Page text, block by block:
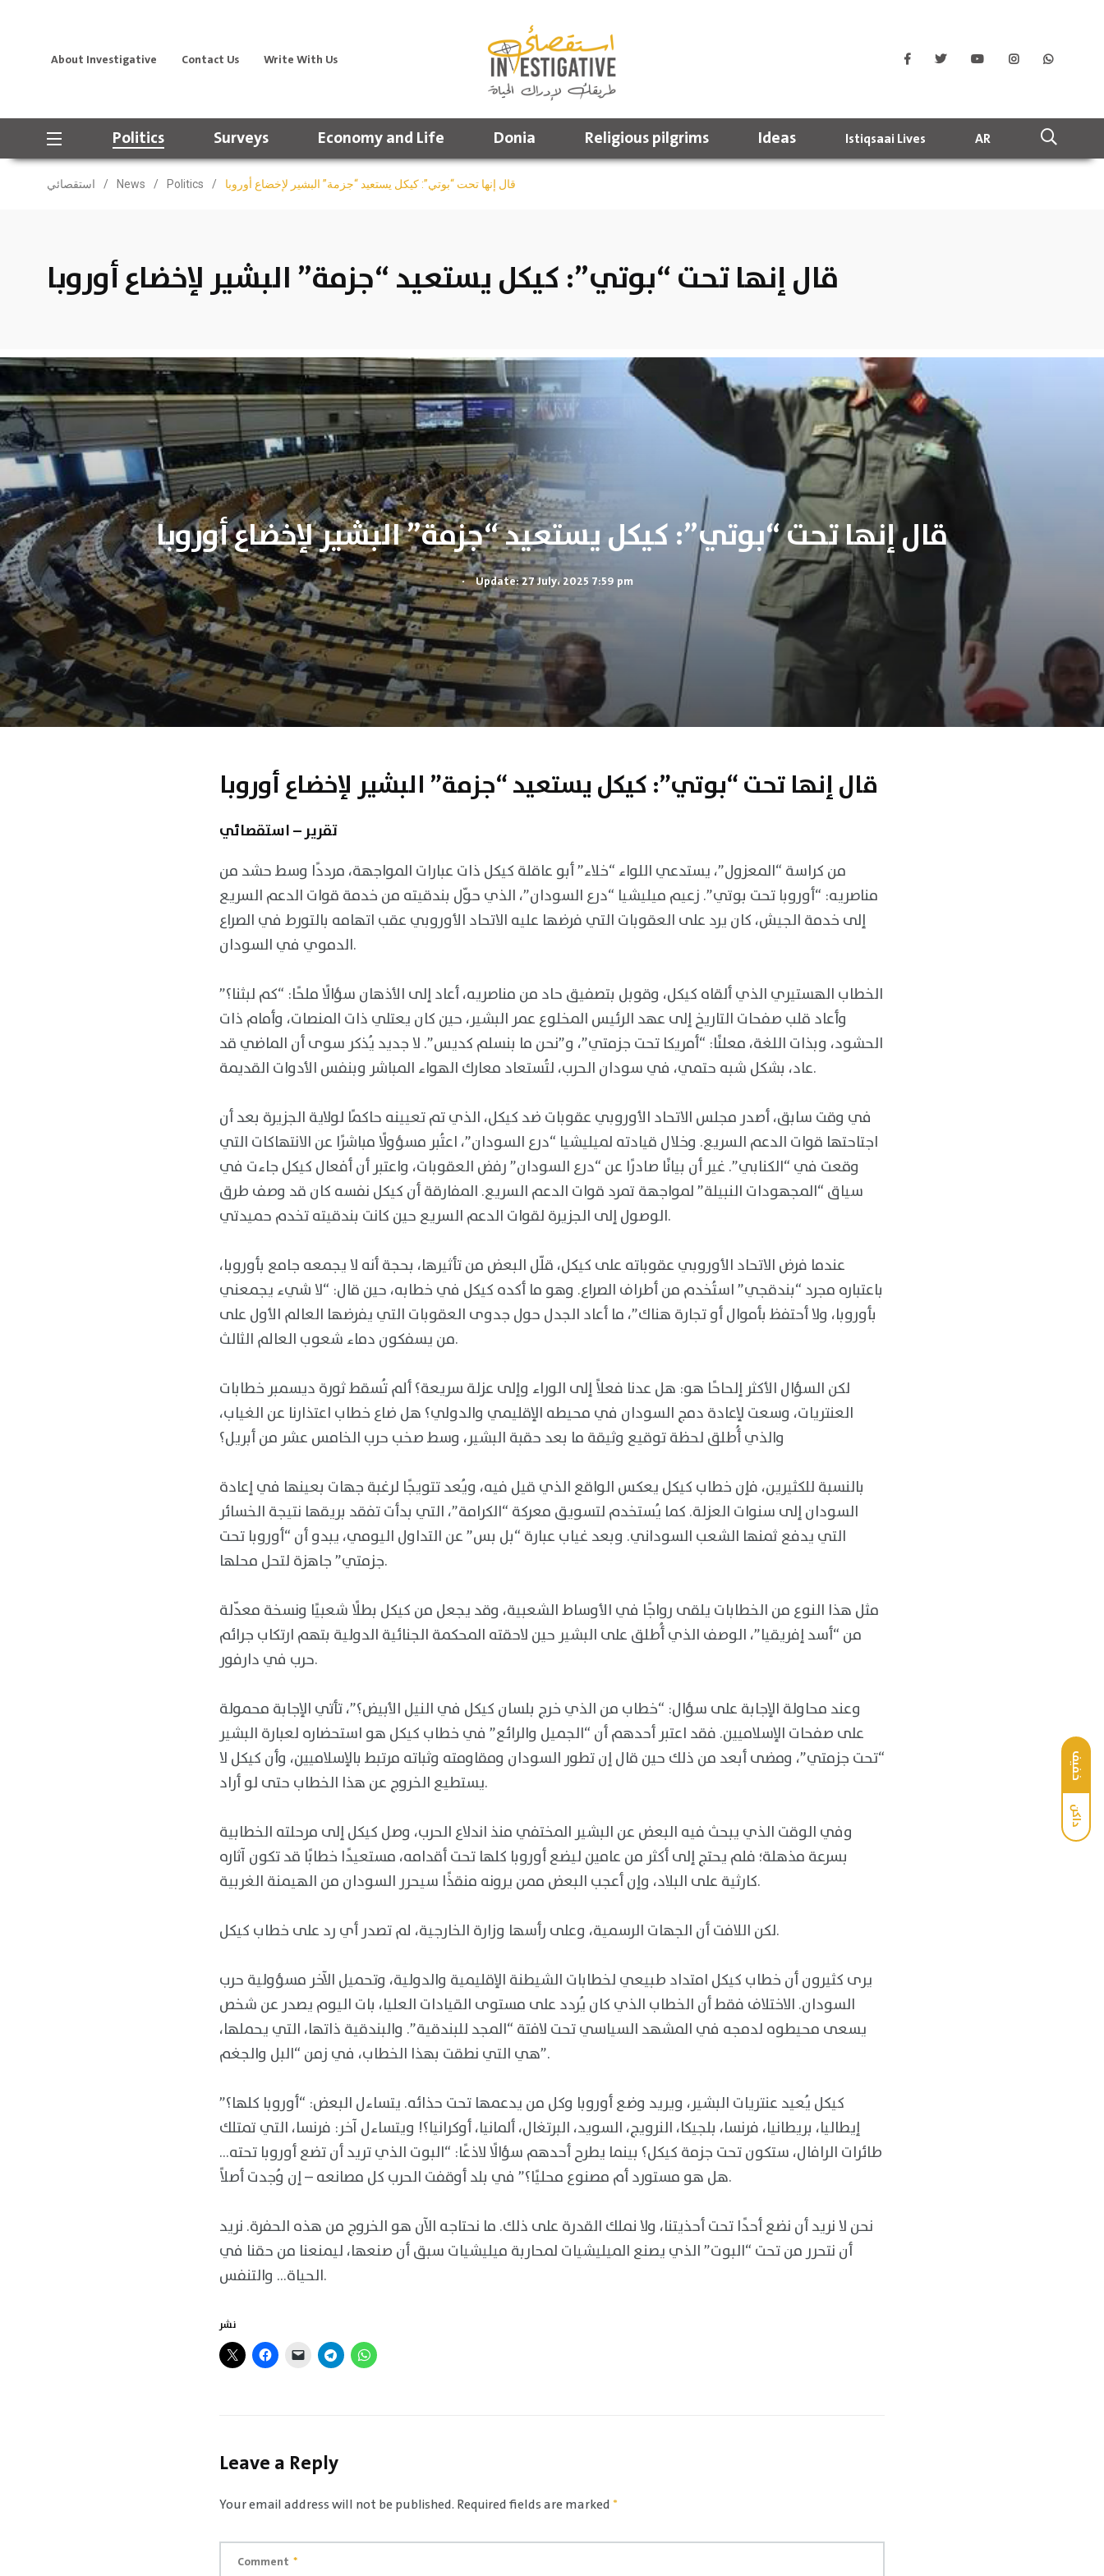
خفيف
داكن
About Investigative Contact Us Write With Us
Politics Surveys Economy and Life Donia Religious pilgrims Ideas Istiqsaai Lives AR
استقصائي / News / Politics / قال إنها تحت “بوتي”: كيكل يستعيد “جزمة” البشير لإخضاع أوروبا
قال إنها تحت “بوتي”: كيكل يستعيد “جزمة” البشير لإخضاع أوروبا
قال إنها تحت “بوتي”: كيكل يستعيد “جزمة” البشير لإخضاع أوروبا
. Update: 27 July، 2025 7:59 pm
قال إنها تحت “بوتي”: كيكل يستعيد “جزمة” البشير لإخضاع أوروبا
تقرير – استقصائي
من كراسة “المعزول”، يستدعي اللواء “خلاء” أبو عاقلة كيكل ذات عبارات المواجهة، مرددًا وسط حشد من
مناصريه: “أوروبا تحت بوتي”. زعيم ميليشيا “درع السودان”، الذي حوّل بندقيته من خدمة قوات الدعم السريع
إلى خدمة الجيش، كان يرد على العقوبات التي فرضها عليه الاتحاد الأوروبي عقب اتهامه بالتورط في الصراع
الدموي في السودان.
الخطاب الهستيري الذي ألقاه كيكل، وقوبل بتصفيق حاد من مناصريه، أعاد إلى الأذهان سؤالًا ملحًا: “كم لبثنا؟”
وأعاد قلب صفحات التاريخ إلى عهد الرئيس المخلوع عمر البشير، حين كان يعتلي ذات المنصات، وأمام ذات
الحشود، وبذات اللغة، معلنًا: “أمريكا تحت جزمتي”، و”نحن ما بنسلم كديس”. لا جديد يُذكر سوى أن الماضي قد
عاد، بشكل شبه حتمي، في سودان الحرب، لتُستعاد معارك الهواء المباشر وبنفس الأدوات القديمة.
في وقت سابق، أصدر مجلس الاتحاد الأوروبي عقوبات ضد كيكل، الذي تم تعيينه حاكمًا لولاية الجزيرة بعد أن
اجتاحتها قوات الدعم السريع. وخلال قيادته لميليشيا “درع السودان”، اعتُبر مسؤولًا مباشرًا عن الانتهاكات التي
وقعت في “الكنابي”. غير أن بيانًا صادرًا عن “درع السودان” رفض العقوبات، واعتبر أن أفعال كيكل جاءت في
سياق “المجهودات النبيلة” لمواجهة تمرد قوات الدعم السريع. المفارقة أن كيكل نفسه كان قد وصف طرق
الوصول إلى الجزيرة لقوات الدعم السريع حين كانت بندقيته تخدم حميدتي.
عندما فرض الاتحاد الأوروبي عقوباته على كيكل، قلّل البعض من تأثيرها، بحجة أنه لا يجمعه جامع بأوروبا،
باعتباره مجرد “بندقجي” استُخدم من أطراف الصراع. وهو ما أكده كيكل في خطابه، حين قال: “لا شيء يجمعني
بأوروبا، ولا أحتفظ بأموال أو تجارة هناك”، ما أعاد الجدل حول جدوى العقوبات التي يفرضها العالم الأول على
من يسفكون دماء شعوب العالم الثالث.
لكن السؤال الأكثر إلحاحًا هو: هل عدنا فعلاً إلى الوراء وإلى عزلة سريعة؟ ألم تُسقط ثورة ديسمبر خطابات
العنتريات، وسعت لإعادة دمج السودان في محيطه الإقليمي والدولي؟ هل ضاع خطاب اعتذارنا عن الغياب،
والذي أُطلق لحظة توقيع وثيقة ما بعد حقبة البشير، وسط صخب حرب الخامس عشر من أبريل؟
بالنسبة للكثيرين، فإن خطاب كيكل يعكس الواقع الذي قيل فيه، ويُعد تتويجًا لرغبة جهات بعينها في إعادة
السودان إلى سنوات العزلة. كما يُستخدم لتسويق معركة “الكرامة”، التي بدأت تفقد بريقها نتيجة الخسائر
التي يدفع ثمنها الشعب السوداني. وبعد غياب عبارة “بل بس” عن التداول اليومي، يبدو أن “أوروبا تحت
جزمتي” جاهزة لتحل محلها.
مثل هذا النوع من الخطابات يلقى رواجًا في الأوساط الشعبية، وقد يجعل من كيكل بطلًا شعبيًا ونسخة معدّلة
من “أسد إفريقيا”، الوصف الذي أُطلق على البشير حين لاحقته المحكمة الجنائية الدولية بتهم ارتكاب جرائم
حرب في دارفور.
وعند محاولة الإجابة على سؤال: “خطاب من الذي خرج بلسان كيكل في النيل الأبيض؟”، تأتي الإجابة محمولة
على صفحات الإسلاميين. فقد اعتبر أحدهم أن “الجميل والرائع” في خطاب كيكل هو استحضاره لعبارة البشير
“تحت جزمتي”، ومضى أبعد من ذلك حين قال إن تطور السودان ومقاومته وثباته مرتبط بالإسلاميين، وأن كيكل لا
يستطيع الخروج عن هذا الخطاب حتى لو أراد.
وفي الوقت الذي يبحث فيه البعض عن البشير المختفي منذ اندلاع الحرب، وصل كيكل إلى مرحلته الخطابية
بسرعة مذهلة؛ فلم يحتج إلى أكثر من عامين ليضع أوروبا كلها تحت أقدامه، مستعيدًا خطابًا قد تكون آثاره
كارثية على البلاد، وإن أعجب البعض ممن يرونه منقذًا سيحرر السودان من الهيمنة الغربية.
لكن اللافت أن الجهات الرسمية، وعلى رأسها وزارة الخارجية، لم تصدر أي رد على خطاب كيكل.
يرى كثيرون أن خطاب كيكل امتداد طبيعي لخطابات الشيطنة الإقليمية والدولية، وتحميل الآخر مسؤولية حرب
السودان. الاختلاف فقط أن الخطاب الذي كان يُردد على مستوى القيادات العليا، بات اليوم يصدر عن شخص
يسعى محيطوه لدمجه في المشهد السياسي تحت لافتة “المجد للبندقية”. والبندقية ذاتها، التي يحملها،
هي التي نطقت بهذا الخطاب، في زمن “البل والجغم”.
كيكل يُعيد عنتريات البشير، ويريد وضع أوروبا وكل من يدعمها تحت حذائه. يتساءل البعض: “أوروبا كلها؟”
إيطاليا، بريطانيا، فرنسا، بلجيكا، النرويج، السويد، البرتغال، ألمانيا، أوكرانيا؟! ويتساءل آخر: فرنسا، التي تمتلك
طائرات الرافال، ستكون تحت جزمة كيكل؟ بينما يطرح أحدهم سؤالًا لاذعًا: “البوت الذي تريد أن تضع أوروبا تحته…
هل هو مستورد أم مصنوع محليًا؟” في بلد أوقفت الحرب كل مصانعه – إن وُجدت أصلاً.
نحن لا نريد أن نضع أحدًا تحت أحذيتنا، ولا نملك القدرة على ذلك. ما نحتاجه الآن هو الخروج من هذه الحفرة. نريد
أن نتحرر من تحت “البوت” الذي يصنع الميليشيات لمحاربة ميليشيات سبق أن صنعها، ليمنعنا من حقنا في
الحياة… والتنفس.
نشر
Leave a Reply
Your email address will not be published. Required fields are marked*
Comment *